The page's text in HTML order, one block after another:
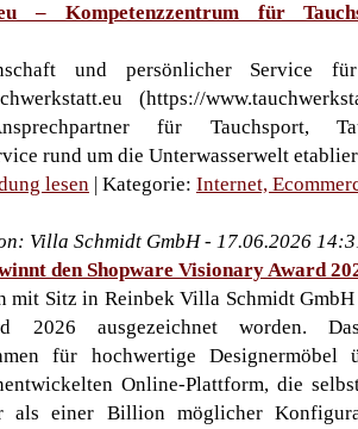
– Kompetenzzentrum für
und persönlicher Service
(https://
für Tauchsport,
rund um die Unterwasserwelt
lesen | Kategorie: Internet,
Villa Schmidt GmbH - 17.06.2026
den Shopware Visionary Award
mit Sitz in Reinbek Villa Schmidt
2026 ausgezeichnet worden.
für hochwertige Designermöbel
Online-Plattform, die
als einer Billion möglicher